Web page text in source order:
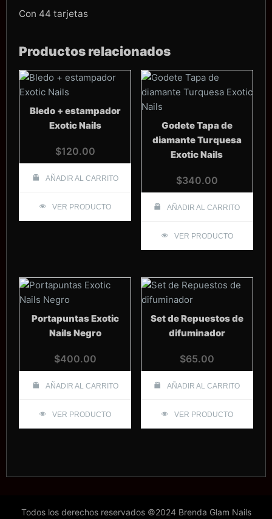
Con 44 tarjetas
Productos relacionados
Bledo + estampador
Exotic Nails
$120.00
AÑADIR AL CARRITO
VER PRODUCTO
Godete Tapa de
diamante Turquesa
Exotic Nails
$340.00
AÑADIR AL CARRITO
VER PRODUCTO
Portapuntas Exotic
Nails Negro
$400.00
AÑADIR AL CARRITO
VER PRODUCTO
Set de Repuestos de
difuminador
$65.00
AÑADIR AL CARRITO
VER PRODUCTO
Todos los derechos reservados ©2024 Brenda Glam Nails